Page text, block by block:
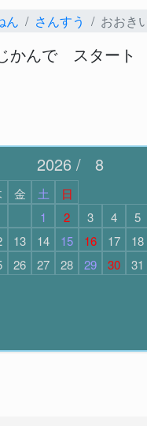
2026 / 8
金 土
日
1
2 3 4 5
13 14 15 16 17 18
26 27 28 29 30 31
ん さんすう おおき
かんで スタート
で スタート